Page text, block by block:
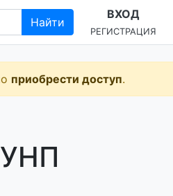
Найти
ВХОД
РЕГИСТРАЦИЯ
приобрести доступ.